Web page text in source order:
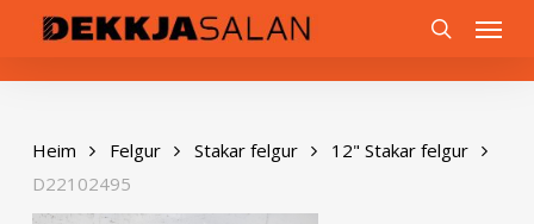
content
Menu
Heim Felgur Stakar felgur
12" Stakar felgur
D22102495